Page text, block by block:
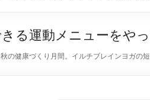
る運動メニューをや
の健康づくり月間。イルチブレインヨガの